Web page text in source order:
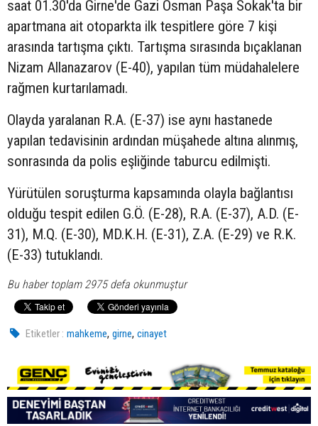
saat 01.30'da Girne'de Gazi Osman Paşa Sokak'ta bir
apartmana ait otoparkta ilk tespitlere göre 7 kişi
arasında tartışma çıktı. Tartışma sırasında bıçaklanan
Nizam Allanazarov (E-40), yapılan tüm müdahalelere
rağmen kurtarılamadı.
Olayda yaralanan R.A. (E-37) ise aynı hastanede
yapılan tedavisinin ardından müşahede altına alınmış,
sonrasında da polis eşliğinde taburcu edilmişti.
Yürütülen soruşturma kapsamında olayla bağlantısı
olduğu tespit edilen G.Ö. (E-28), R.A. (E-37), A.D. (E-
31), M.Q. (E-30), MD.K.H. (E-31), Z.A. (E-29) ve R.K.
(E-33) tutuklandı.
Bu haber toplam 2975 defa okunmuştur
Etiketler : mahkeme,girne,cinayet